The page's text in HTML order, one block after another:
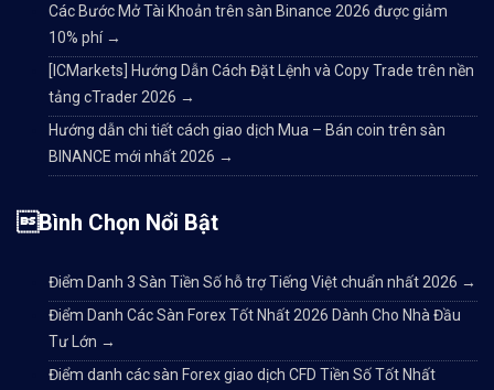
Các Bước Mở Tài Khoản trên sàn Binance 2026 được giảm
10% phí →
[ICMarkets] Hướng Dẫn Cách Đặt Lệnh và Copy Trade trên nền
tảng cTrader 2026 →
Hướng dẫn chi tiết cách giao dịch Mua – Bán coin trên sàn
BINANCE mới nhất 2026 →
Bình Chọn Nổi Bật
Điểm Danh 3 Sàn Tiền Số hỗ trợ Tiếng Việt chuẩn nhất 2026 →
Điểm Danh Các Sàn Forex Tốt Nhất 2026 Dành Cho Nhà Đầu
Tư Lớn →
Điểm danh các sàn Forex giao dịch CFD Tiền Số Tốt Nhất